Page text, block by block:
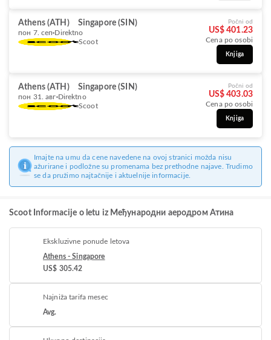
Athens (ATH) Singapore (SIN)
пон 7. сеп Direktno
Scoot
Počni od
US$ 401.23
Cena po osobi
Knjiga
Athens (ATH) Singapore (SIN)
пон 31. авг Direktno
Scoot
Počni od
US$ 403.03
Cena po osobi
Knjiga
Imajte na umu da cene navedene na ovoj stranici možda nisu
ažurirane i podložne su promenama bez prethodne najave. Trudimo
se da pružimo najtačnije i aktuelnije informacije.
Scoot Informacije o letu iz Међународни аеродром Атина
Ekskluzivne ponude letova
Athens - Singapore
US$ 305.42
Najniža tarifa mesec
Avg.